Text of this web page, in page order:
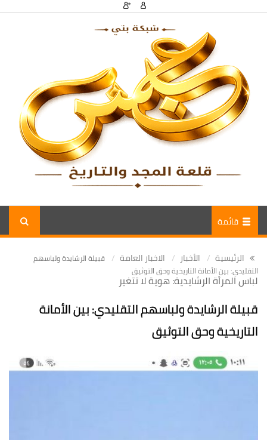
قائمة
الرئيسية الأخبار الاخبار العامة
قبيلة الرشايدة ولباسهم
التقليدي: بين الأمانة التاريخية وحق التوثيق
لباس المرأة الرشايدية: هوية لا تتغير
قبيلة الرشايدة ولباسهم التقليدي: بين الأمانة
التاريخية وحق التوثيق